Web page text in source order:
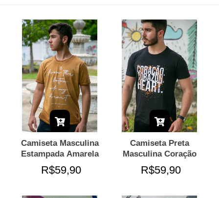
Camiseta Masculina
Estampada Amarela
R$59,90
Camiseta Preta
Masculina Coração
R$59,90